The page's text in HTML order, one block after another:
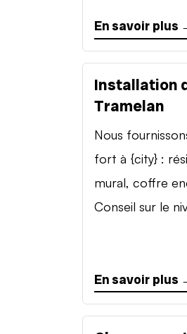
En savoir plus
Installation
Tramelan
Nous
fort à {city} :
mural, coffre
Conseil sur le
En savoir plus